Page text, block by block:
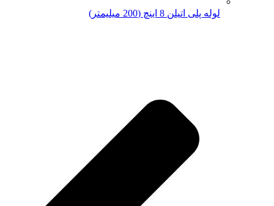
لوله پلی اتیلن 8 اینچ (200 میلیمتر)